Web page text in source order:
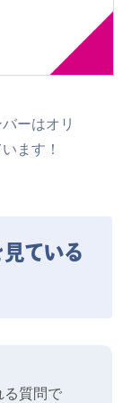
ーはオリ
ます！
ている
る質問で